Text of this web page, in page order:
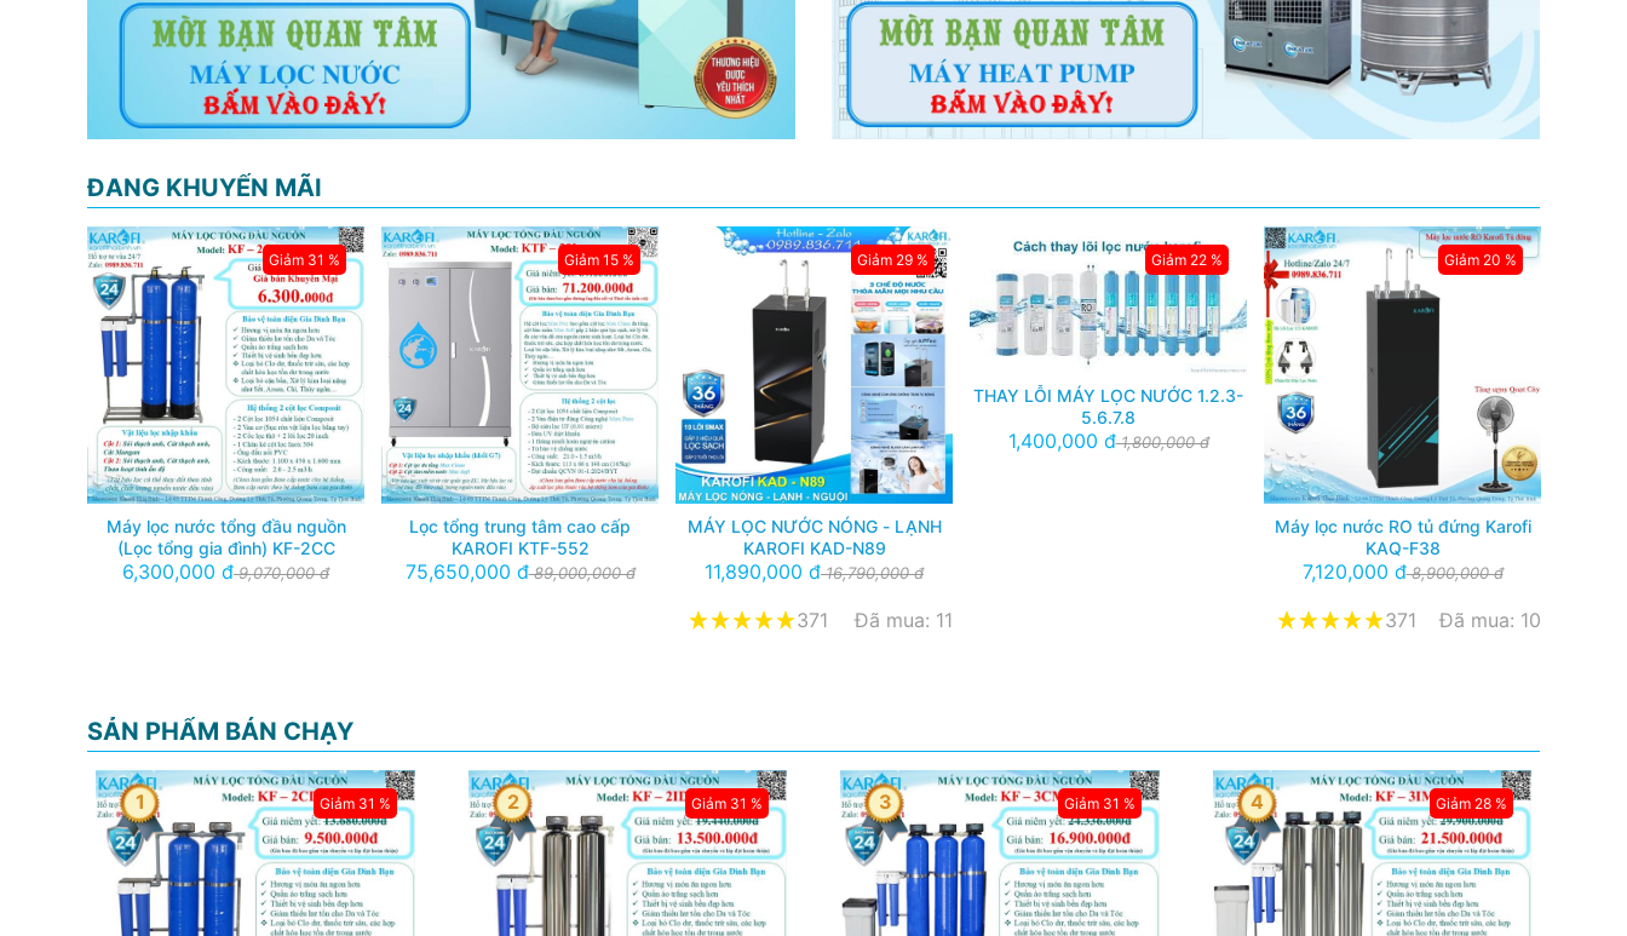
ĐANG KHUYẾN MÃI
Máy lọc nước tổng đầu nguồn
(Lọc tổng gia đình) KF-2CC
6,300,000 đ9,070,000 đ
Giảm 31 %
Lọc tổng trung tâm cao cấp
KAROFI KTF-552
75,650,000 đ89,000,000 đ
Giảm 15 %
MÁY LỌC NƯỚC NÓNG - LẠNH
KAROFI KAD-N89
11,890,000 đ16,790,000 đ
371 Đã mua: 11
Giảm 29 %
THAY LỖI MÁY LỌC NƯỚC 1.2.3-
5.6.7.8
1,400,000 đ1,800,000 đ
Giảm 22 %
Máy lọc nước RO tủ đứng Karofi
KAQ-F38
7,120,000 đ8,900,000 đ
371 Đã mua: 10
Giảm 20 %
SẢN PHẨM BÁN CHẠY
1 Giảm 31 % 2 Giảm 31 % 3 Giảm 31 % 4 Giảm 28 %